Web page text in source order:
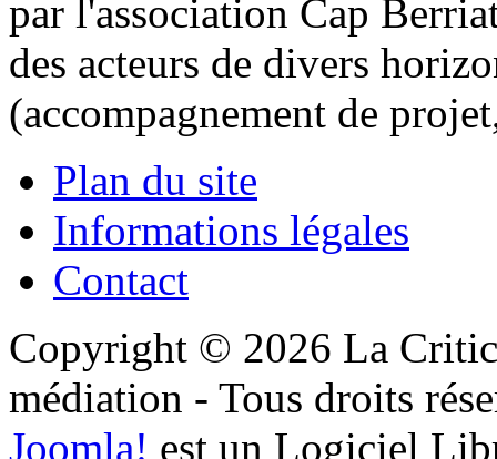
par l'association Cap
des acteurs de divers
(accompagnement de
Plan du site
Informations légales
Contact
Copyright © 2026 La
médiation - Tous droits
Joomla! est un Logiciel